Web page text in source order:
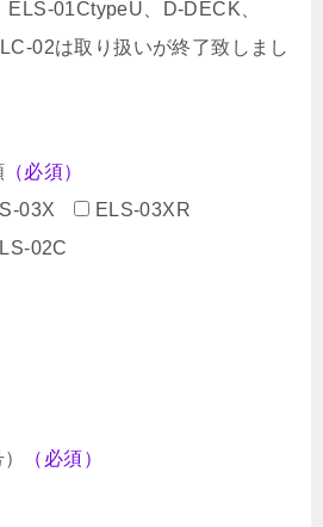
01CtypeU、D-DECK、
02は取り扱いが終了致しまし
（必須）
03X
ELS-03XR
02C
（必須）